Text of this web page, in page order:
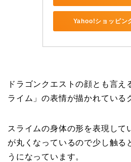
Yahoo!ショッピン
ドラゴンクエストの顔とも言え
ライム」の表情が描かれている
スライムの身体の形を表現して
が丸くなっているので少し触る
うになっています。